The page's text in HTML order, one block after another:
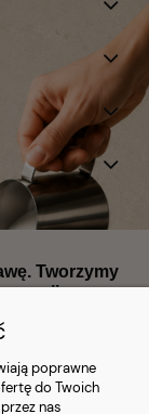
Tworzymy
poprawne
do Twoich
nas